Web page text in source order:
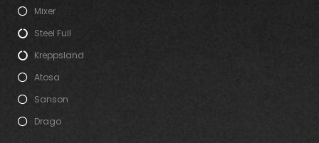
Mixer
Steel Full
Kreppsland
Atosa
Sanson
Drago